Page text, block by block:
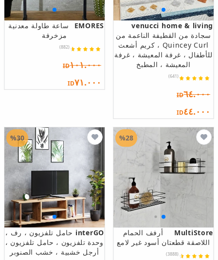
venucci home & living
سجادة من القطيفة الناعمة من
Quincey Curl ، كريم أشعث
للأطفال ، غرفة المعيشة ، غرفة
المعيشة ، المطبخ
(641)
ID٦٤.٠٠٠
ID٤٤.٠٠٠
EMORES
ساعة طاولة معدنية
مزخرفة
(882)
ID١٠١.٠٠٠
ID٧١.٠٠٠
MultiStore
أرفف الحمام
اللاصقة قطعتان أسود غير لامع
(3888)
%28
interGO حامل تلفزيون ، رف ،
وحدة تلفزيون ، حامل تلفزيون ،
أرجل خشبية ، خشب الصنوبر
%30